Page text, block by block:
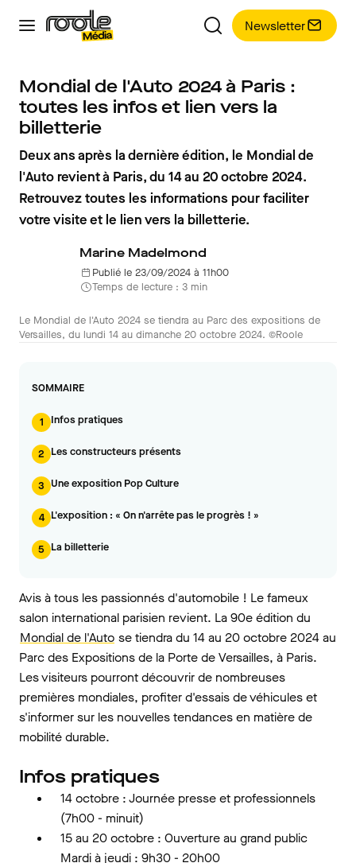
Newsletter
Mondial de l'Auto 2024 à Paris :
toutes les infos et lien vers la
billetterie
Deux ans après la dernière édition, le Mondial de
l'Auto revient à Paris, du 14 au 20 octobre 2024.
Retrouvez toutes les informations pour faciliter
votre visite et le lien vers la billetterie.
Marine Madelmond
Publié le 23/09/2024 à 11h00
Temps de lecture : 3 min
Le Mondial de l'Auto 2024 se tiendra au Parc des expositions de
Versailles, du lundi 14 au dimanche 20 octobre 2024. ©Roole
SOMMAIRE
1 Infos pratiques
2 Les constructeurs présents
3 Une exposition Pop Culture
4 L'exposition : « On n'arrête pas le progrès ! »
5 La billetterie
Avis à tous les passionnés d'automobile ! Le fameux
salon international parisien revient. La 90e édition du
Mondial de l'Auto se tiendra du 14 au 20 octobre 2024 au
Parc des Expositions de la Porte de Versailles, à Paris.
Les visiteurs pourront découvrir de nombreuses
premières mondiales, profiter d'essais de véhicules et
s'informer sur les nouvelles tendances en matière de
mobilité durable.
Infos pratiques
14 octobre : Journée presse et professionnels
(7h00 - minuit)
15 au 20 octobre : Ouverture au grand public
Mardi à jeudi : 9h30 - 20h00